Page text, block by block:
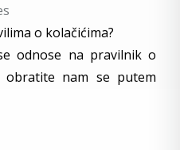
o kolačićima?
odnose na pravilnik o
obratite nam se putem